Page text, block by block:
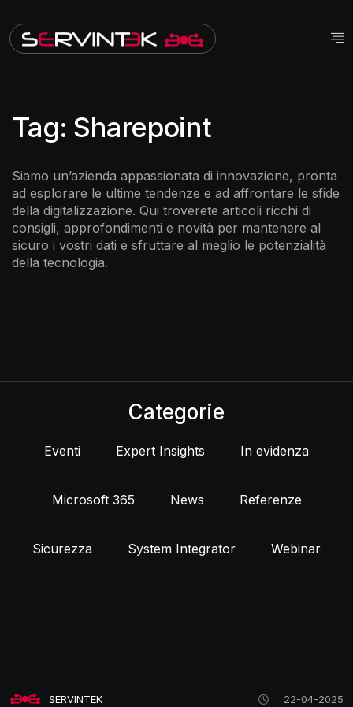
Tag: Sharepoint
Siamo un’azienda appassionata di innovazione, pronta
ad esplorare le ultime tendenze e ad affrontare le sfide
della digitalizzazione. Qui troverete articoli ricchi di
consigli, approfondimenti e novità per mantenere al
sicuro i vostri dati e sfruttare al meglio le potenzialità
della tecnologia.
Categorie
Eventi Expert Insights In evidenza
Microsoft 365 News Referenze
Sicurezza System Integrator Webinar
SERVINTEK 22-04-2025